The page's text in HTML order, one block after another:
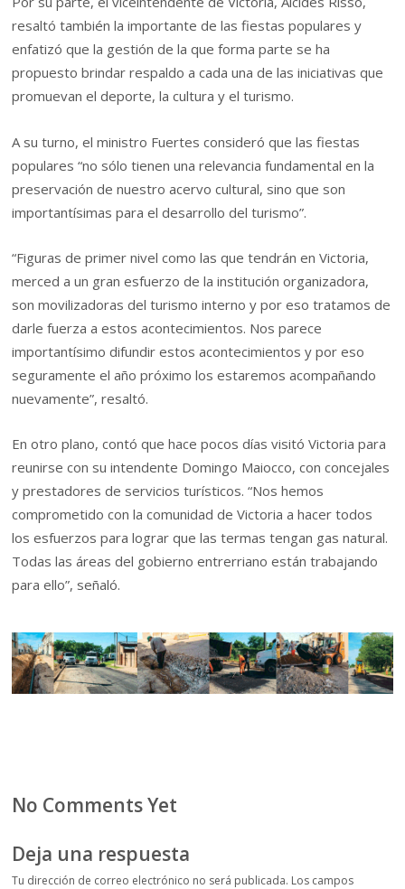
resaltó también la importante de las fiestas populares y
enfatizó que la gestión de la que forma parte se ha
propuesto brindar respaldo a cada una de las iniciativas que
promuevan el deporte, la cultura y el turismo.
A su turno, el ministro Fuertes consideró que las fiestas
populares “no sólo tienen una relevancia fundamental en la
preservación de nuestro acervo cultural, sino que son
importantísimas para el desarrollo del turismo”.
“Figuras de primer nivel como las que tendrán en Victoria,
merced a un gran esfuerzo de la institución organizadora,
son movilizadoras del turismo interno y por eso tratamos de
darle fuerza a estos acontecimientos. Nos parece
importantísimo difundir estos acontecimientos y por eso
seguramente el año próximo los estaremos acompañando
nuevamente”, resaltó.
En otro plano, contó que hace pocos días visitó Victoria para
reunirse con su intendente Domingo Maiocco, con concejales
y prestadores de servicios turísticos. “Nos hemos
comprometido con la comunidad de Victoria a hacer todos
los esfuerzos para lograr que las termas tengan gas natural.
Todas las áreas del gobierno entrerriano están trabajando
para ello”, señaló.
No Comments Yet
Deja una respuesta
Tu dirección de correo electrónico no será publicada. Los campos